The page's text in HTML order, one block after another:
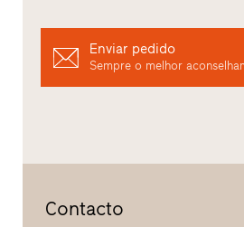
Enviar pedido
Sempre o melhor
Contacto